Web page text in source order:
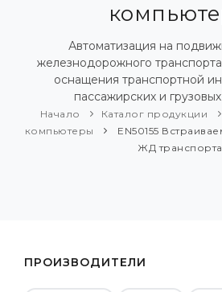
ПРИМЕРЫ И РЕШЕНИЯ
КАТАЛОГ ПРОДУКЦИИ
ПРЕСС-ЦЕНТР
Автоматизация на
железнодорожного
оснащения транспортной
пассажирских и
Начало Каталог продукции
компьютеры
EN50155
ЖД транспорта
ПРОИЗВОДИТЕЛИ